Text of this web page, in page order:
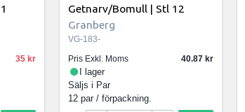
35
Getnarv/Bomull | Stl 12
Granberg
VG-183-
Pris Exkl. Moms
40.87
I lager
Säljs i Par
12 par / förpackning.